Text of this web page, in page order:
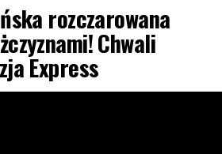
rozczarowana
Chwali
Express